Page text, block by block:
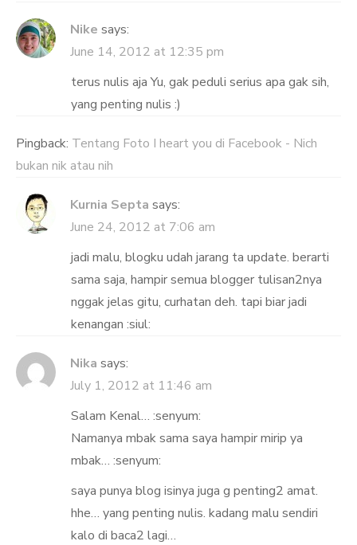
Nike says:
June 14, 2012 at 12:35 pm
terus nulis aja Yu, gak peduli serius apa gak sih,
yang penting nulis :)
Pingback: Tentang Foto I heart you di Facebook - Nich
bukan nik atau nih
Kurnia Septa says:
June 24, 2012 at 7:06 am
jadi malu, blogku udah jarang ta update. berarti
sama saja, hampir semua blogger tulisan2nya
nggak jelas gitu, curhatan deh. tapi biar jadi
kenangan :siul:
Nika says:
July 1, 2012 at 11:46 am
Salam Kenal… :senyum:
Namanya mbak sama saya hampir mirip ya
mbak… :senyum:
saya punya blog isinya juga g penting2 amat.
hhe… yang penting nulis. kadang malu sendiri
kalo di baca2 lagi…